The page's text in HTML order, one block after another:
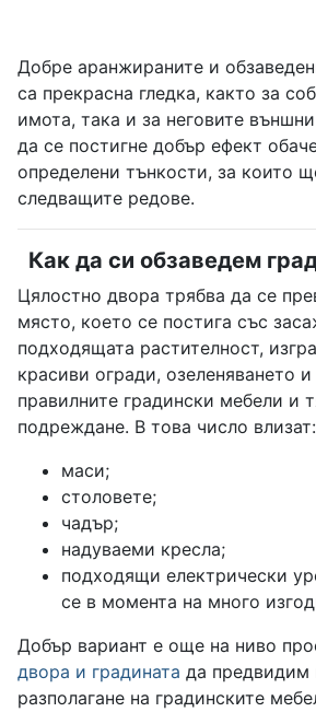
Добре аранжираните и
са прекрасна гледка, както за
имота, така и за неговите
да се постигне добър ефект
определени тънкости, за които
следващите редове.
Как да си обзаведем
Цялостно двора трябва да се
място, което се постига със
подходящата растителност,
красиви огради, озеленяването
правилните градински мебели и
подреждане. В това число влизат:
маси;
столовете;
чадър;
надуваеми кресла;
подходящи електрически
се в момента на много
Добър вариант е още на ниво
двора и градината да предвидим
разполагане на градинските